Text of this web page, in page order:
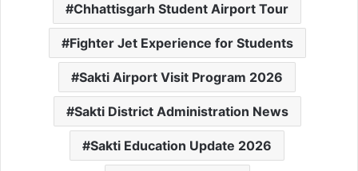
Chhattisgarh Student Airport Tour
Fighter Jet Experience for Students
Sakti Airport Visit Program 2026
Sakti District Administration News
Sakti Education Update 2026